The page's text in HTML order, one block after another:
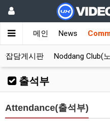
메인 News
잡담게시판 Noddang Club(
출석부
Attendance(출석부)